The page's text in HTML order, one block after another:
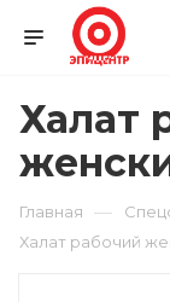
Халат
Главная —
Халат рабочий